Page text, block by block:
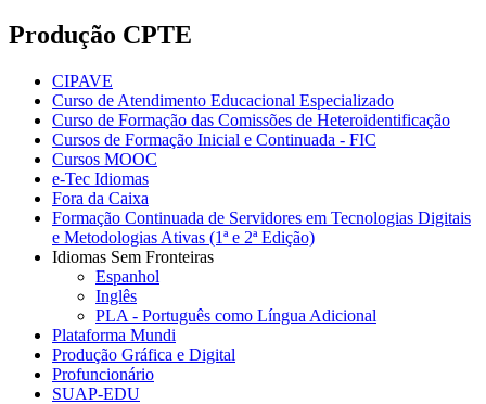
Produção CPTE
CIPAVE
Curso de Atendimento Educacional Especializado
Curso de Formação das Comissões de Heteroidentificação
Cursos de Formação Inicial e Continuada - FIC
Cursos MOOC
e-Tec Idiomas
Fora da Caixa
Formação Continuada de Servidores em Tecnologias Digitais
e Metodologias Ativas (1ª e 2ª Edição)
Idiomas Sem Fronteiras
Espanhol
Inglês
PLA - Português como Língua Adicional
Plataforma Mundi
Produção Gráfica e Digital
Profuncionário
SUAP-EDU